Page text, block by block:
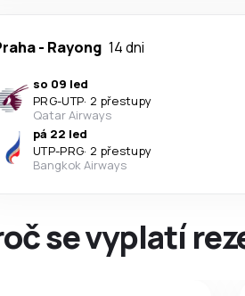
- Rayong 14 dni
so 09 led
PRG-UTP· 2 přestupy
Qatar Airways
pá 22 led
UTP-PRG· 2 přestupy
Bangkok Airways
se vyplatí